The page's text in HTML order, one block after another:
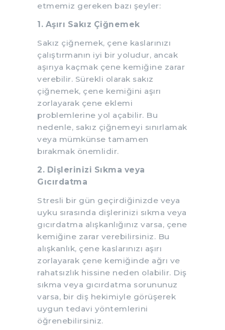
etmemiz gereken bazı şeyler:
1. Aşırı Sakız Çiğnemek
Sakız çiğnemek, çene kaslarınızı
çalıştırmanın iyi bir yoludur, ancak
aşırıya kaçmak çene kemiğine zarar
verebilir. Sürekli olarak sakız
çiğnemek, çene kemiğini aşırı
zorlayarak çene eklemi
problemlerine yol açabilir. Bu
nedenle, sakız çiğnemeyi sınırlamak
veya mümkünse tamamen
bırakmak önemlidir.
2. Dişlerinizi Sıkma veya
Gıcırdatma
Stresli bir gün geçirdiğinizde veya
uyku sırasında dişlerinizi sıkma veya
gıcırdatma alışkanlığınız varsa, çene
kemiğine zarar verebilirsiniz. Bu
alışkanlık, çene kaslarınızı aşırı
zorlayarak çene kemiğinde ağrı ve
rahatsızlık hissine neden olabilir. Diş
sıkma veya gıcırdatma sorununuz
varsa, bir diş hekimiyle görüşerek
uygun tedavi yöntemlerini
öğrenebilirsiniz.